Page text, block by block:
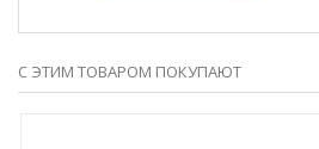
С ЭТИМ ТОВАРОМ ПОКУПАЮТ